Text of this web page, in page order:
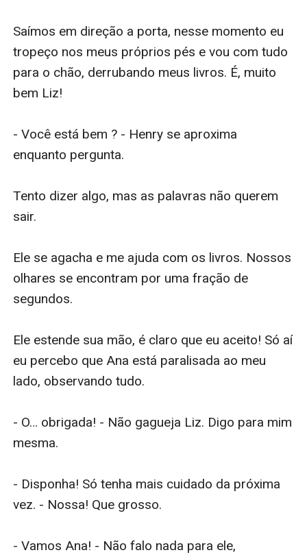
Saímos em direção a porta, nesse momento eu
tropeço nos meus próprios pés e vou com tudo
para o chão, derrubando meus livros. É, muito
bem Liz!
- Você está bem ? - Henry se aproxima
enquanto pergunta.
Tento dizer algo, mas as palavras não querem
sair.
Ele se agacha e me ajuda com os livros. Nossos
olhares se encontram por uma fração de
segundos.
Ele estende sua mão, é claro que eu aceito! Só aí
eu percebo que Ana está paralisada ao meu
lado, observando tudo.
- O… obrigada! - Não gagueja Liz. Digo para mim
mesma.
- Disponha! Só tenha mais cuidado da próxima
vez. - Nossa! Que grosso.
- Vamos Ana! - Não falo nada para ele,